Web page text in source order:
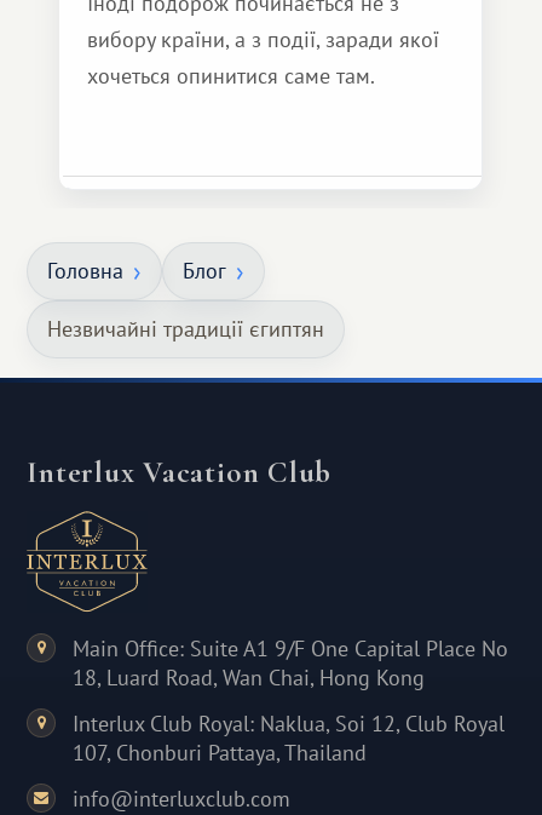
вибору країни, а з події, заради якої
хочеться опинитися саме там.
Головна Блог
Незвичайні традиції єгиптян
Interlux Vacation Club
Main Office: Suite A1 9/F One Capital Place No
18, Luard Road, Wan Chai, Hong Kong
Interlux Club Royal: Naklua, Soi 12, Club Royal
107, Chonburi Pattaya, Thailand
info@interluxclub.com